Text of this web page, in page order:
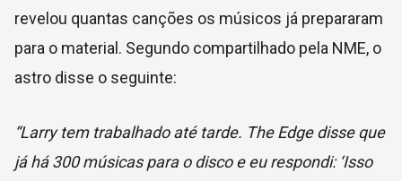
revelou quantas canções os músicos já prepararam
para o material. Segundo compartilhado pela NME, o
astro disse o seguinte:
“Larry tem trabalhado até tarde. The Edge disse que
já há 300 músicas para o disco e eu respondi: ‘Isso